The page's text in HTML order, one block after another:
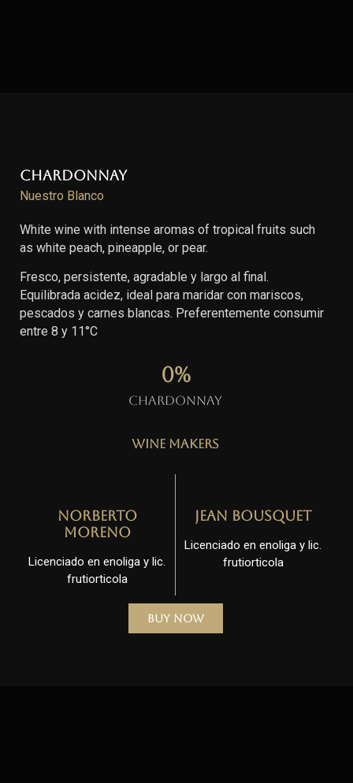
Chardonnay
Nuestro Blanco
White wine with intense aromas of tropical fruits such
as white peach, pineapple, or pear.
Fresco, persistente, agradable y largo al final.
Equilibrada acidez, ideal para maridar con mariscos,
pescados y carnes blancas. Preferentemente consumir
entre 8 y 11°C
Chardonnay
0%
Wine Makers
Norberto
Moreno
Licenciado en enoliga y lic.
frutiorticola
Jean Bousquet
Licenciado en enoliga y lic.
frutiorticola
Buy Now